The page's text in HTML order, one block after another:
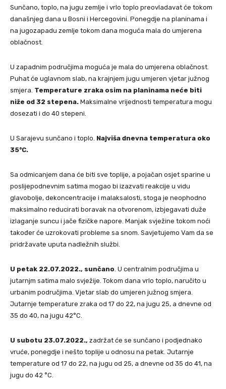
Sunčano, toplo, na jugu zemlje i vrlo toplo preovladavat će tokom
današnjeg dana u Bosni i Hercegovini. Ponegdje na planinama i
na jugozapadu zemlje tokom dana moguća mala do umjerena
oblačnost.
U zapadnim područjima moguća je mala do umjerena oblačnost.
Puhat će uglavnom slab, na krajnjem jugu umjeren vjetar južnog
smjera. Temperature zraka osim na planinama neće biti
niže od 32 stepena. Maksimalne vrijednosti temperatura mogu
dosezati i do 40 stepeni.
U Sarajevu sunčano i toplo. Najviša dnevna temperatura oko
35°C.
Sa odmicanjem dana će biti sve toplije, a pojačan osjet sparine u
poslijepodnevnim satima mogao bi izazvati reakcije u vidu
glavobolje, dekoncentracije i malaksalosti, stoga je neophodno
maksimalno reducirati boravak na otvorenom, izbjegavati duže
izlaganje suncu i jače fizičke napore. Manjak svježine tokom noći
također će uzrokovati probleme sa snom. Savjetujemo Vam da se
pridržavate uputa nadležnih službi.
U petak 22.07.2022., sunčano. U centralnim područjima u
jutarnjm satima malo svježije. Tokom dana vrlo toplo, naručito u
urbanim područjima. Vjetar slab do umjeren južnog smjera.
Jutarnje temperature zraka od 17 do 22, na jugu 25, a dnevne od
35 do 40, na jugu 42°C.
U subotu 23.07.2022., zadržat će se sunčano i podjednako
vruće, ponegdje i nešto toplije u odnosu na petak. Jutarnje
temperature od 17 do 22, na jugu od 25, a dnevne od 35 do 41, na
jugu do 42 °C.